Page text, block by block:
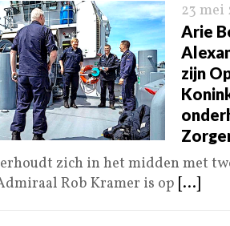
23 mei
Arie
zijn
zich in het midden met
Rob Kramer is op [...]